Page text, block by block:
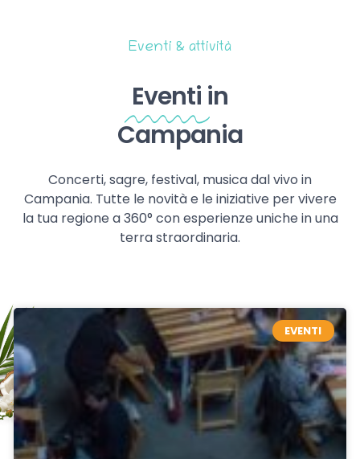
Eventi & attività
Eventi in
Campania
Concerti, sagre, festival, musica dal vivo in
Campania. Tutte le novità e le iniziative per vivere
la tua regione a 360° con esperienze uniche in una
terra straordinaria.
EVENTI